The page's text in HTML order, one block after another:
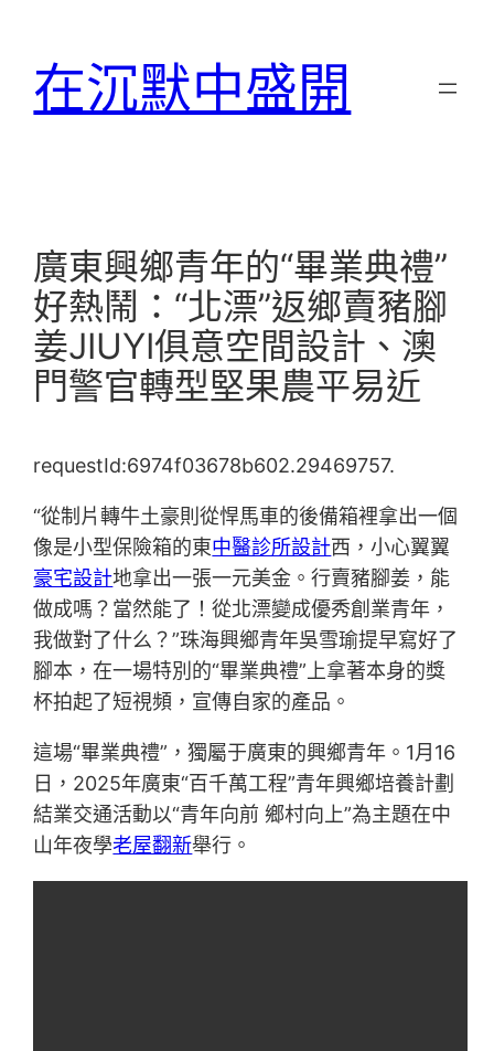
在沉默中盛開
廣東興鄉青年的“畢業典禮”
好熱鬧：“北漂”返鄉賣豬腳
姜JIUYI俱意空間設計、澳
門警官轉型堅果農平易近
requestId:6974f03678b602.29469757.
“從制片轉牛土豪則從悍馬車的後備箱裡拿出一個
像是小型保險箱的東中醫診所設計西，小心翼翼
豪宅設計地拿出一張一元美金。行賣豬腳姜，能
做成嗎？當然能了！從北漂變成優秀創業青年，
我做對了什么？”珠海興鄉青年吳雪瑜提早寫好了
腳本，在一場特別的“畢業典禮”上拿著本身的獎
杯拍起了短視頻，宣傳自家的產品。
這場“畢業典禮”，獨屬于廣東的興鄉青年。1月16
日，2025年廣東“百千萬工程”青年興鄉培養計劃
結業交通活動以“青年向前 鄉村向上”為主題在中
山年夜學老屋翻新舉行。